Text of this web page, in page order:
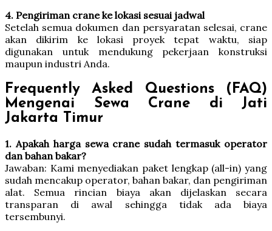
4. Pengiriman crane ke lokasi sesuai jadwal
Setelah semua dokumen dan persyaratan selesai, crane
akan dikirim ke lokasi proyek tepat waktu, siap
digunakan untuk mendukung pekerjaan konstruksi
maupun industri Anda.
Frequently Asked Questions (FAQ)
Mengenai Sewa Crane di Jati
Jakarta Timur
1. Apakah harga sewa crane sudah termasuk operator
dan bahan bakar?
Jawaban: Kami menyediakan paket lengkap (all-in) yang
sudah mencakup operator, bahan bakar, dan pengiriman
alat. Semua rincian biaya akan dijelaskan secara
transparan di awal sehingga tidak ada biaya
tersembunyi.